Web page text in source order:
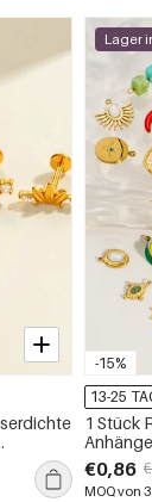
-15%
Lager
13-25
1 Stück
Chili,
Damen
€0,86
MOQ von 3